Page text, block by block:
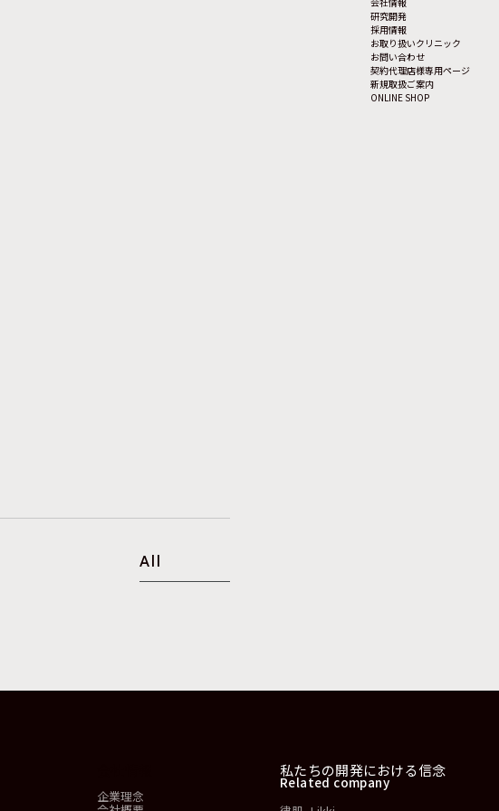
研究開発
採用情報
お取り扱いクリニック
お問い合わせ
契約代理店様専用ページ
新規取扱ご案内
ONLINE SHOP
All
企業理念
私たちの開発における信念
Related company